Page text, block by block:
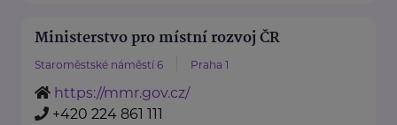
Ministerstvo pro místní rozvoj ČR
Staroměstské náměstí 6 Praha 1
https://mmr.gov.cz/
+420 224 861 111